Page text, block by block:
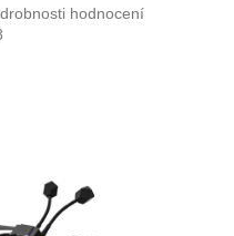
hodnocení